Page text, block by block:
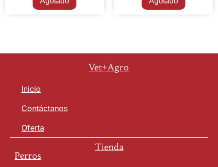
Vet+Agro
Inicio
Contáctanos
Oferta
Tienda
Perros